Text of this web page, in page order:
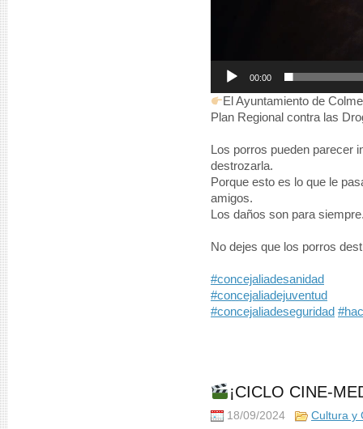
00:00
El Ayuntamiento de
Plan Regional contra las
Los porros pueden parecer
destrozarla.
Porque esto es lo que le
amigos.
Los daños son para
No dejes que los porros
#concejaliadesanidad
#concejaliadejuventud
#concejaliadeseguridad
¡CICLO CINE-
18/09/2024 Cultura y